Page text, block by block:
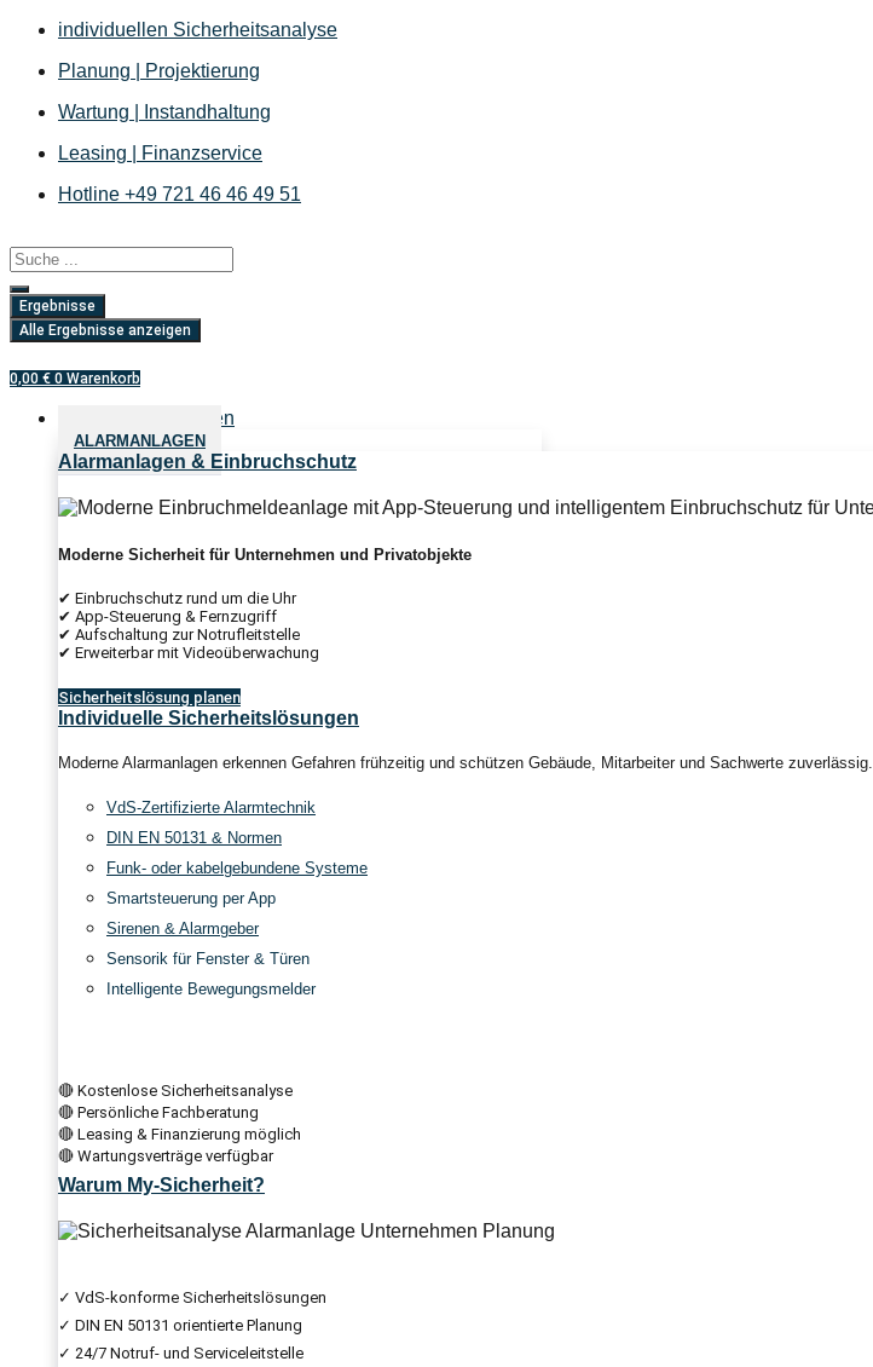
Zum
springen
individuellen Sicherheitsanalyse
Planung | Projektierung
Wartung | Instandhaltung
Leasing | Finanzservice
Hotline +49 721 46 46 49 51
Search
...
Ergebnisse
Alle Ergebnisse anzeigen
0,00 € 0 Warenkorb
Sicherheitslösungen
ALARMANLAGEN
Alarmanlagen & Einbruchschutz
Moderne Sicherheit für Unternehmen und Privatobjekte
✔ Einbruchschutz rund um die Uhr
✔ App-Steuerung & Fernzugriff
✔ Aufschaltung zur Notrufleitstelle
✔ Erweiterbar mit Videoüberwachung
Sicherheitslösung planen
Individuelle Sicherheitslösungen
Moderne Alarmanlagen erkennen Gefahren frühzeitig und schützen Gebäude, Mitarbeiter und Sachwerte zuverlässig.
VdS-Zertifizierte Alarmtechnik
DIN EN 50131 & Normen
Funk- oder kabelgebundene Systeme
Smartsteuerung per App
Sirenen & Alarmgeber
Sensorik für Fenster & Türen
Intelligente Bewegungsmelder
🔴 Kostenlose Sicherheitsanalyse
🔴 Persönliche Fachberatung
🔴 Leasing & Finanzierung möglich
🔴 Wartungsverträge verfügbar
Warum My-Sicherheit?
✓ VdS-konforme Sicherheitslösungen
✓ DIN EN 50131 orientierte Planung
✓ 24/7 Notruf- und Serviceleitstelle